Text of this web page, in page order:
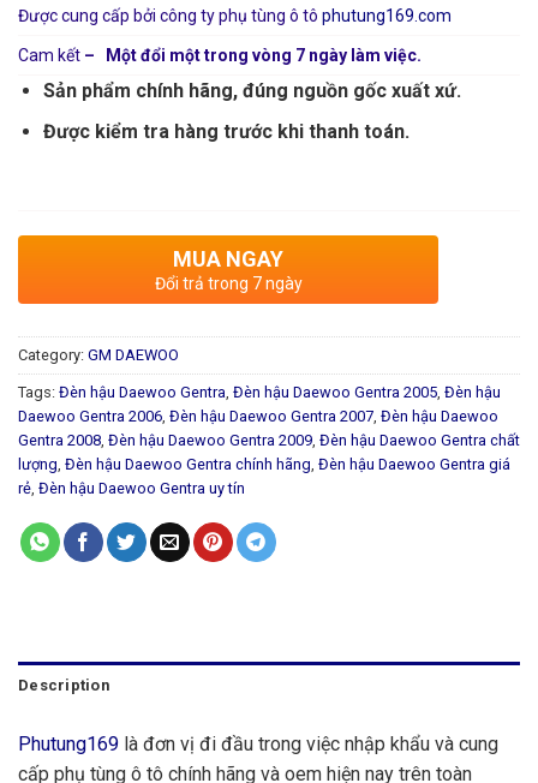
Được cung cấp bởi công ty phụ tùng ô tô phutung169.com
Cam kết – Một đổi một trong vòng 7 ngày làm việc.
Sản phẩm chính hãng, đúng nguồn gốc xuất xứ.
Được kiểm tra hàng trước khi thanh toán.
MUA NGAY
Đổi trả trong 7 ngày
Category: GM DAEWOO
Tags: Đèn hậu Daewoo Gentra, Đèn hậu Daewoo Gentra 2005, Đèn hậu
Daewoo Gentra 2006, Đèn hậu Daewoo Gentra 2007, Đèn hậu Daewoo
Gentra 2008, Đèn hậu Daewoo Gentra 2009, Đèn hậu Daewoo Gentra chất
lượng, Đèn hậu Daewoo Gentra chính hãng, Đèn hậu Daewoo Gentra giá
rẻ, Đèn hậu Daewoo Gentra uy tín
Description
Phutung169 là đơn vị đi đầu trong việc nhập khẩu và cung
cấp phụ tùng ô tô chính hãng và oem hiện nay trên toàn